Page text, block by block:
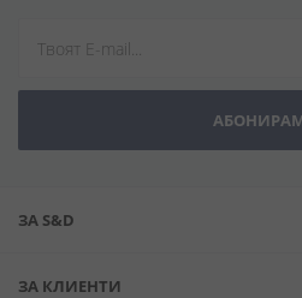
ЗА S&D
ЗА КЛИЕНТИ